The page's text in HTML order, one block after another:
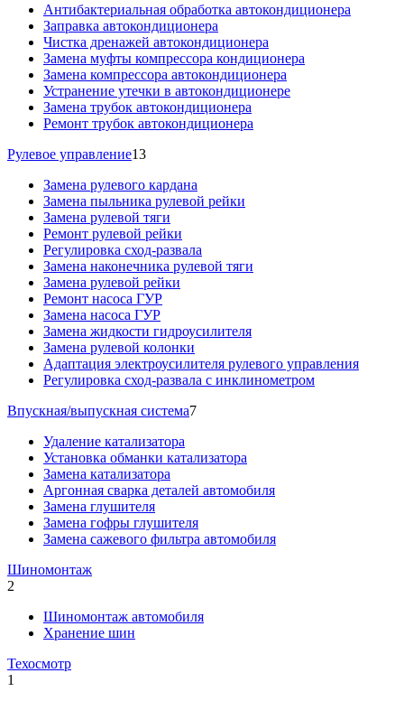
Антибактериальная обработка автокондиционера
Заправка автокондиционера
Чистка дренажей автокондиционера
Замена муфты компрессора кондиционера
Замена компрессора автокондиционера
Устранение утечки в автокондиционере
Замена трубок автокондиционера
Ремонт трубок автокондиционера
Рулевое управление13
Замена рулевого кардана
Замена пыльника рулевой рейки
Замена рулевой тяги
Ремонт рулевой рейки
Регулировка сход-развала
Замена наконечника рулевой тяги
Замена рулевой рейки
Ремонт насоса ГУР
Замена насоса ГУР
Замена жидкости гидроусилителя
Замена рулевой колонки
Адаптация электроусилителя рулевого управления
Регулировка сход-развала с инклинометром
Впускная/выпускная система7
Удаление катализатора
Установка обманки катализатора
Замена катализатора
Аргонная сварка деталей автомобиля
Замена глушителя
Замена гофры глушителя
Замена сажевого фильтра автомобиля
Шиномонтаж
2
Шиномонтаж автомобиля
Хранение шин
Техосмотр
1